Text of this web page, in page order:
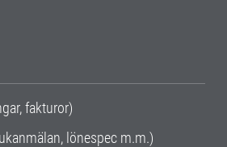
fakturor)
lönespec m.m.)